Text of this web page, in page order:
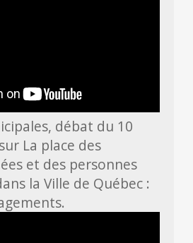
débat du 10
La place des
et des personnes
la Ville de Québec :